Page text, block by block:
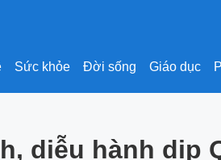
Sức khỏe Đời sống Giáo dục
diễu hành dịp